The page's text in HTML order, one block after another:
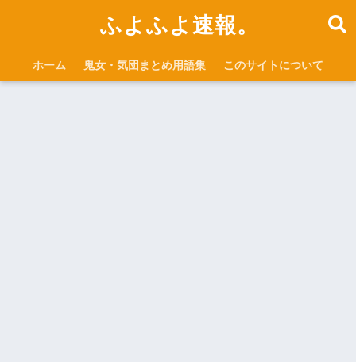
ふよふよ速報。
ホーム 鬼女・気団まとめ用語集 このサイトについて